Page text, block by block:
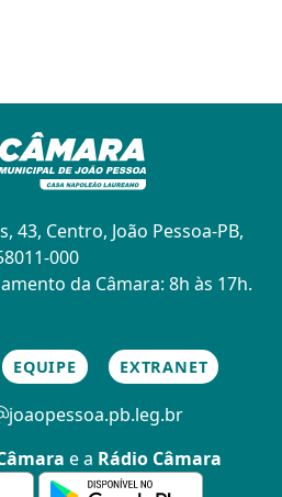
43, Centro, João Pessoa-PB,
000
da Câmara: 8h às 17h.
EQUIPE EXTRANET
joaopessoa.pb.leg.br
e a Rádio Câmara